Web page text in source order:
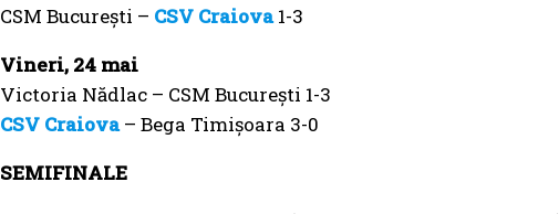
CSM București – CSV Craiova1-3
Vineri, 24 mai
Victoria Nădlac – CSM București 1-3
CSV Craiova– Bega Timișoara 3-0
SEMIFINALE